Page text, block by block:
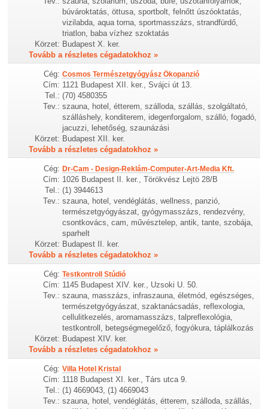
búvároktatás, öttusa, sportbolt, felnőtt úszóoktatás,
vizilabda, aqua torna, sportmasszázs, strandfürdő,
triatlon, baba vízhez szoktatás
Körzet: Budapest X. ker.
Tovább a részletes cégadatokhoz »
Cég: Cosmos Természetgyógyász Ökopanzió
Cím: 1121 Budapest XII. ker., Svájci út 13.
Tel.: (70) 4580355
Tev.: szauna, hotel, étterem, szálloda, szállás, szolgáltató,
szálláshely, konditerem, idegenforgalom, szálló, fogadó,
jacuzzi, lehetőség, szaunázási
Körzet: Budapest XII. ker.
Tovább a részletes cégadatokhoz »
Cég: Dr-Cam - Design-Reklám-Computer-Art-Media Kft.
Cím: 1026 Budapest II. ker., Törökvész Lejtö 28/B
Tel.: (1) 3944613
Tev.: szauna, hotel, vendéglátás, wellness, panzió,
természetgyógyászat, gyógymasszázs, rendezvény,
csontkovács, cam, művésztelep, antik, tante, szobája,
sparhelt
Körzet: Budapest II. ker.
Tovább a részletes cégadatokhoz »
Cég: Testkontroll Stúdió
Cím: 1145 Budapest XIV. ker., Uzsoki U. 50.
Tev.: szauna, masszázs, infraszauna, életmód, egészséges,
természetgyógyászat, szaktanácsadás, reflexologia,
cellulitkezelés, aromamasszázs, talpreflexológia,
testkontroll, betegségmegelőző, fogyókura, táplálkozás
Körzet: Budapest XIV. ker.
Tovább a részletes cégadatokhoz »
Cég: Villa Hotel Kristal
Cím: 1118 Budapest XI. ker., Társ utca 9.
Tel.: (1) 4669043, (1) 4669043
Tev.: szauna, hotel, vendéglátás, étterem, szálloda, szállás,